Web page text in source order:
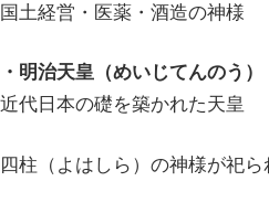
国土経営・医薬・酒造の神様
・明治天皇（めいじてんのう）
近代日本の礎を築かれた天皇
四柱（よはしら）の神様が祀ら